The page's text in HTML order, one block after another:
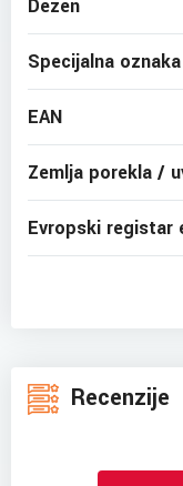
Dezen
Specijalna oznaka
EAN
Zemlja porekla /
Evropski registar
Recenzije